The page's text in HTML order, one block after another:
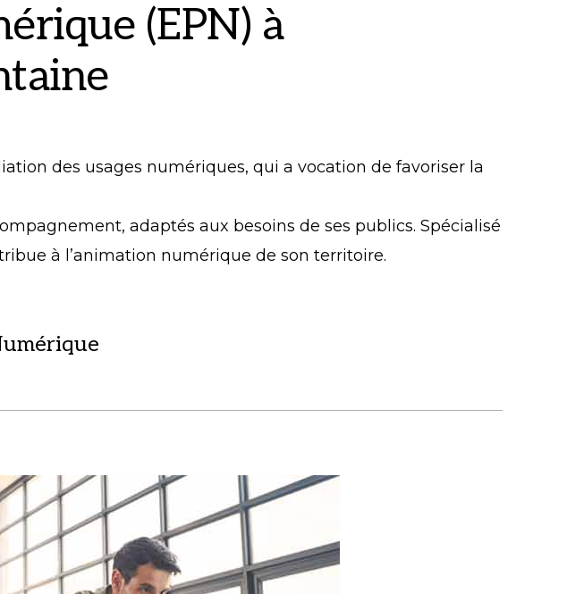
(EPN) à
des usages numériques, qui a vocation de favoriser la
adaptés aux besoins de ses publics. Spécialisé
à l’animation numérique de son territoire.